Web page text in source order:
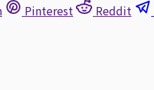
Pinterest Reddit